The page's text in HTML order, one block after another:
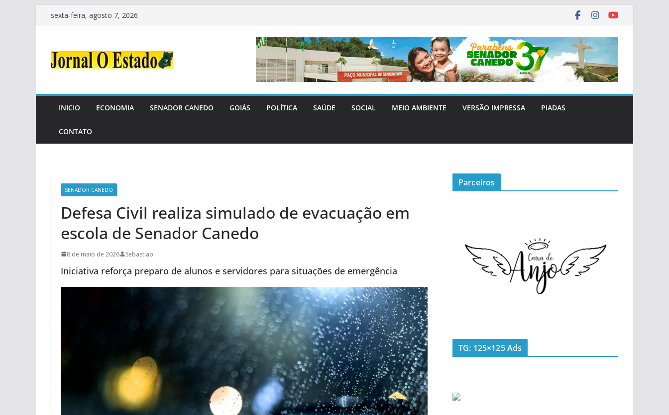
Pular
conteúdo
sexta-feira, agosto 7, 2026
INICIO ECONOMIA SENADOR CANEDO GOIÁS POLÍTICA SAÚDE SOCIAL MEIO AMBIENTE VERSÃO IMPRESSA PIADAS
CONTATO
SENADOR CANEDO
Defesa Civil realiza simulado de evacuação em
escola de Senador Canedo
8 de maio de 2026 Sebastiao
Iniciativa reforça preparo de alunos e servidores para situações de emergência
Parceiros
TG: 125×125 Ads